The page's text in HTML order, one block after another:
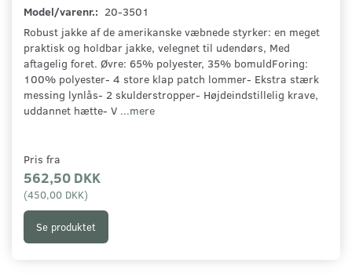
Model/varenr.: 20-3501
Robust jakke af de amerikanske væbnede styrker: en meget
praktisk og holdbar jakke, velegnet til udendørs, Med
aftagelig foret. Øvre: 65% polyester, 35% bomuldForing:
100% polyester- 4 store klap patch lommer- Ekstra stærk
messing lynlås- 2 skulderstropper- Højdeindstillelig krave,
uddannet hætte- V ...mere
Pris fra
562,50 DKK
(450,00 DKK)
Se produktet